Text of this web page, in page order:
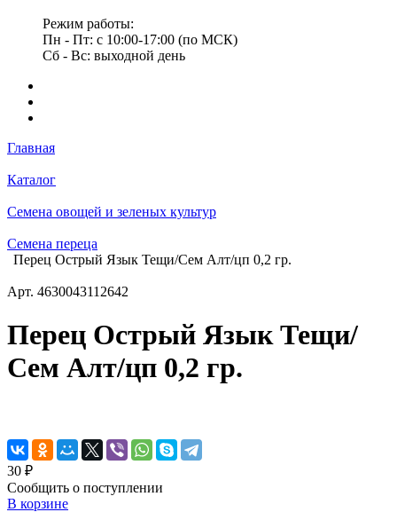
Режим работы:
Пн - Пт: с 10:00-17:00 (по МСК)
Сб - Вс: выходной день
Главная
Каталог
Семена овощей и зеленых культур
Семена переца
Перец Острый Язык Тещи/Сем Алт/цп 0,2 гр.
Арт. 4630043112642
Перец Острый Язык Тещи/
Сем Алт/цп 0,2 гр.
30 ₽
Сообщить о поступлении
В корзине